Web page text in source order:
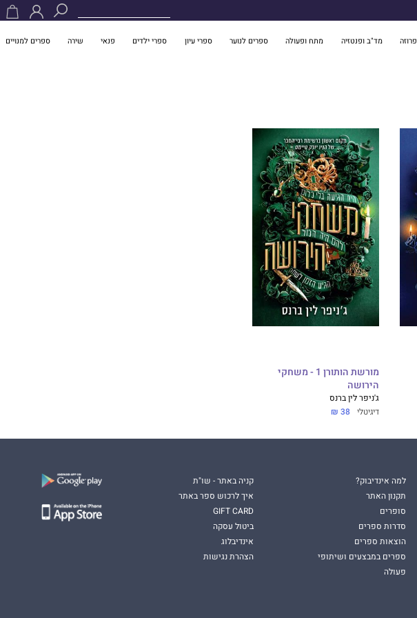
פרוזה מד"ב ופנטזיה מתח ופעולה ספרים לנוער ספרי עיון ספרי ילדים פנאי שירה ספרים למנויים
מורשת הותורן 1 - משחקי
הירושה
ג'ניפר לין ברנס
דיגיטלי 38 ₪
למה אינדיבוק?
תקנון האתר
סופרים
סדרות ספרים
הוצאות ספרים
ספרים במבצעים ושיתופי
פעולה
קניה באתר - שו"ת
איך לרכוש ספר באתר
GIFT CARD
ביטול עסקה
אינדיבלוג
הצהרת נגישות